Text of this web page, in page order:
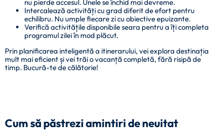
nu pierde accesul. Unele se închid mai devreme.
Intercalează activități cu grad diferit de efort pentru
echilibru. Nu umple fiecare zi cu obiective epuizante.
Verifică activitățile disponibile seara pentru a îți completa
programul zilei în mod plăcut.
Prin planificarea inteligentă a itinerarului, vei explora destinația
mult mai eficient și vei trăi o vacanță completă, fără risipă de
timp. Bucură-te de călătorie!
Cum să păstrezi amintiri de neuitat